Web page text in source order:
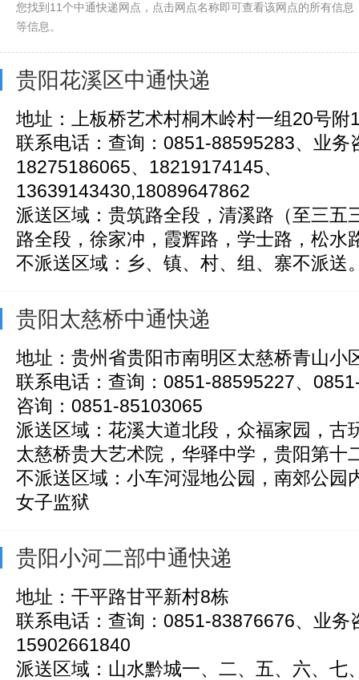
您找到11个中通快递网点，点击网点名称即可查看该网点的所有信
等信息。
贵阳花溪区中通快递
地址：上板桥艺术村桐木岭村一组20号附
联系电话：查询：0851-88595283、业务
18275186065、18219174145、
13639143430,18089647862
派送区域：贵筑路全段，清溪路（至三五
路全段，徐家冲，霞辉路，学士路，松水
不派送区域：乡、镇、村、组、寨不派送
贵阳太慈桥中通快递
地址：贵州省贵阳市南明区太慈桥青山小
联系电话：查询：0851-88595227、
咨询：0851-85103065
派送区域：花溪大道北段，众福家园，古
太慈桥贵大艺术院，华驿中学，贵阳第十
不派送区域：小车河湿地公园，南郊公园
女子监狱
贵阳小河二部中通快递
地址：干平路甘平新村8栋
联系电话：查询：0851-83876676、业务
15902661840
派送区域：山水黔城一、二、五、六、七